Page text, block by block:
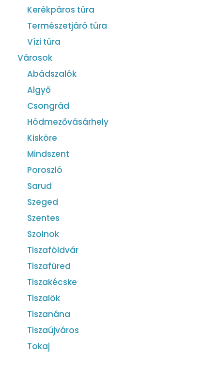
Kerékpáros túra
Természetjáró túra
Vízi túra
Városok
Abádszalók
Algyő
Csongrád
Hódmezővásárhely
Kisköre
Mindszent
Poroszló
Sarud
Szeged
Szentes
Szolnok
Tiszaföldvár
Tiszafüred
Tiszakécske
Tiszalök
Tiszanána
Tiszaújváros
Tokaj